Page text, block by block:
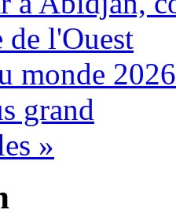
l'Ouest
monde
grand
»